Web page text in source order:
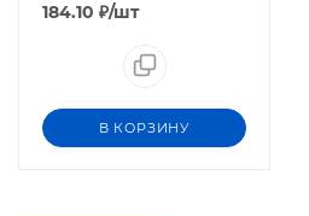
184.10 ₽/шт
В КОРЗИНУ